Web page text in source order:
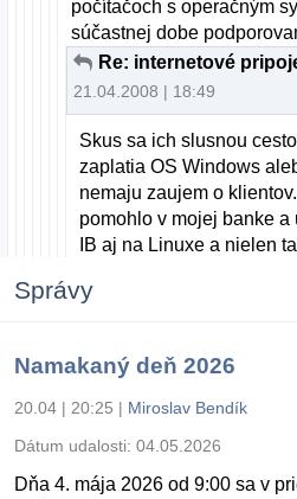
počítačoch s operačným
súčastnej dobe
21.04.2008 | 18:49
Skus sa ich slusnou
zaplatia OS Windows
nemaju zaujem o
pomohlo v mojej banke
IB aj na Linuxe a nielen
Správy
Namakaný deň 2026
20.04 | 20:25 | Miroslav Bendík
Dátum udalosti: 04.05.2026
Dňa 4. mája 2026 od 9:00 sa v